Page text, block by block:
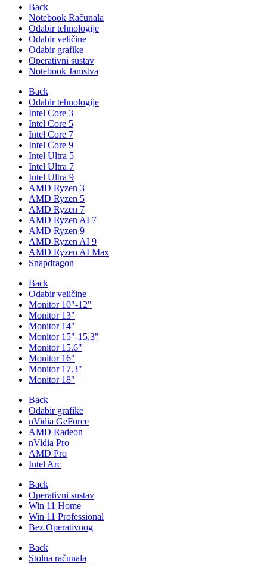
Back
Notebook Računala
Odabir tehnologije
Odabir veličine
Odabir grafike
Operativni sustav
Notebook Jamstva
Back
Odabir tehnologije
Intel Core 3
Intel Core 5
Intel Core 7
Intel Core 9
Intel Ultra 5
Intel Ultra 7
Intel Ultra 9
AMD Ryzen 3
AMD Ryzen 5
AMD Ryzen 7
AMD Ryzen AI 7
AMD Ryzen 9
AMD Ryzen AI 9
AMD Ryzen AI Max
Snapdragon
Back
Odabir veličine
Monitor 10"-12"
Monitor 13"
Monitor 14"
Monitor 15"-15.3"
Monitor 15.6"
Monitor 16"
Monitor 17.3"
Monitor 18"
Back
Odabir grafike
nVidia GeForce
AMD Radeon
nVidia Pro
AMD Pro
Intel Arc
Back
Operativni sustav
Win 11 Home
Win 11 Professional
Bez Operativnog
Back
Stolna računala